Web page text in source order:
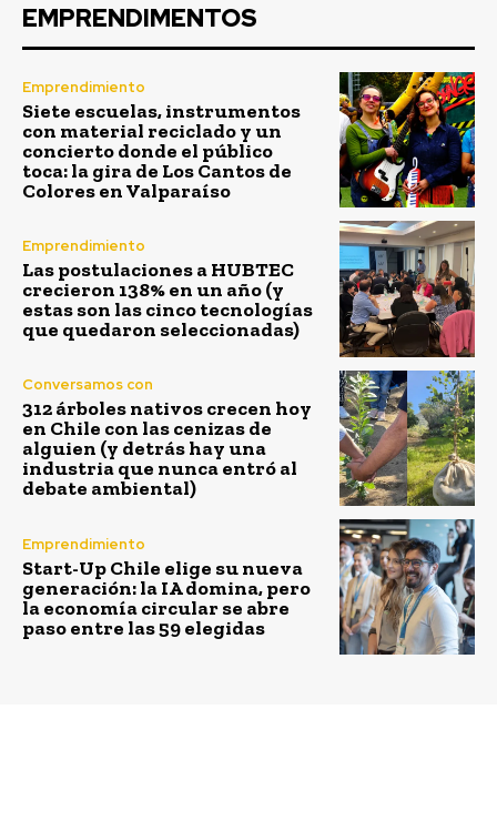
EMPRENDIMENTOS
Emprendimiento
Siete escuelas, instrumentos
con material reciclado y un
concierto donde el público
toca: la gira de Los Cantos de
Colores en Valparaíso
Emprendimiento
Las postulaciones a HUBTEC
crecieron 138% en un año (y
estas son las cinco tecnologías
que quedaron seleccionadas)
Conversamos con
312 árboles nativos crecen hoy
en Chile con las cenizas de
alguien (y detrás hay una
industria que nunca entró al
debate ambiental)
Emprendimiento
Start-Up Chile elige su nueva
generación: la IA domina, pero
la economía circular se abre
paso entre las 59 elegidas